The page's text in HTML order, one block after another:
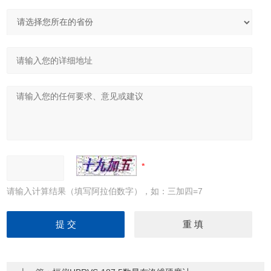
请输入计算结果（填写阿拉伯数字），如：三加四=7